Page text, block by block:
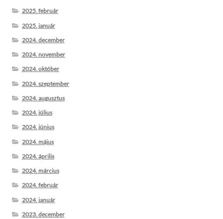
2025. február
2025. január
2024. december
2024. november
2024. október
2024. szeptember
2024. augusztus
2024. július
2024. június
2024. május
2024. április
2024. március
2024. február
2024. január
2023. december